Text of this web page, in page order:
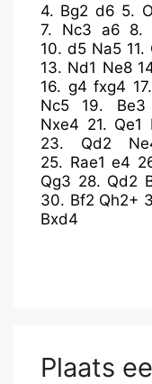
4. Bg2 d6 5.
7. Nc3 a6 8.
10. d5 Na5 11.
13. Nd1 Ne8
16. g4 fxg4 17.
Nc5
19. Be3
Nxe4 21. Qe1
23. Qd2
25. Rae1 e4
Qg3 28. Qd2
30. Bf2 Qh2+
Bxd4
Plaats